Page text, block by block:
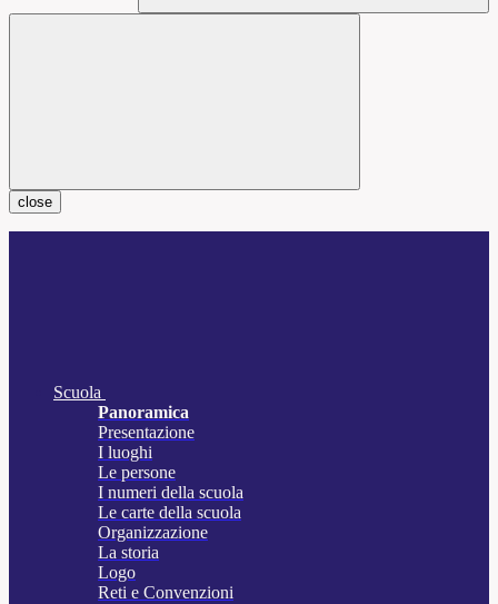
close
Scuola
Panoramica
Presentazione
I luoghi
Le persone
I numeri della scuola
Le carte della scuola
Organizzazione
La storia
Logo
Reti e Convenzioni